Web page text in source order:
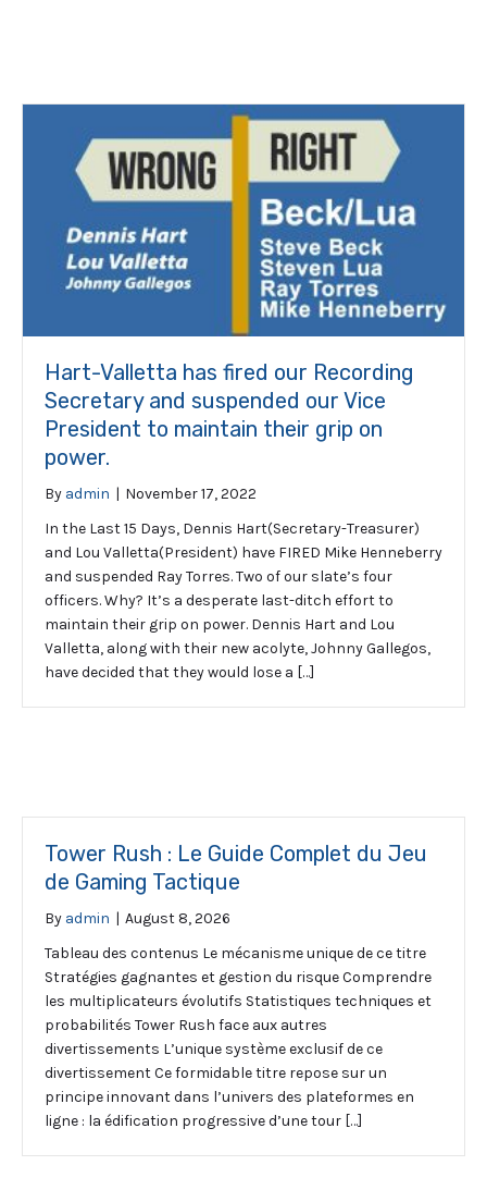
Hart-Valletta has fired our Recording
Secretary and suspended our Vice
President to maintain their grip on
power.
By admin | November 17, 2022
In the Last 15 Days, Dennis Hart(Secretary-Treasurer)
and Lou Valletta(President) have FIRED Mike Henneberry
and suspended Ray Torres. Two of our slate’s four
officers. Why? It’s a desperate last-ditch effort to
maintain their grip on power. Dennis Hart and Lou
Valletta, along with their new acolyte, Johnny Gallegos,
have decided that they would lose a […]
Tower Rush : Le Guide Complet du Jeu
de Gaming Tactique
By admin | August 8, 2026
Tableau des contenus Le mécanisme unique de ce titre
Stratégies gagnantes et gestion du risque Comprendre
les multiplicateurs évolutifs Statistiques techniques et
probabilités Tower Rush face aux autres
divertissements L’unique système exclusif de ce
divertissement Ce formidable titre repose sur un
principe innovant dans l’univers des plateformes en
ligne : la édification progressive d’une tour […]